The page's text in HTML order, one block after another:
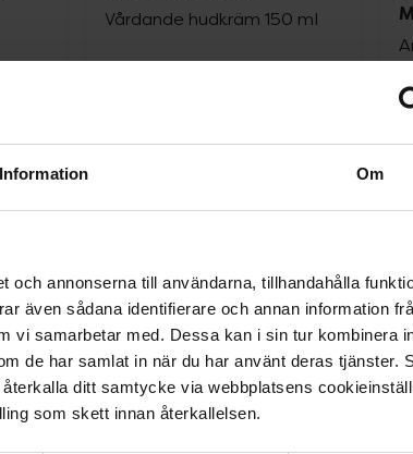
Information Om
och annonserna till användarna, tillhandahålla
även sådana identifierare och annan information
vi samarbetar med. Dessa kan i sin tur kombinera
de har samlat in när du har använt deras tjänster.
ditt samtycke via webbplatsens
som skett innan återkallelsen.
Cool Kick Spray, 51 kr.
Vårdande hudkräm 150 ml
53 kr
NIVEA MEN Creme,
1